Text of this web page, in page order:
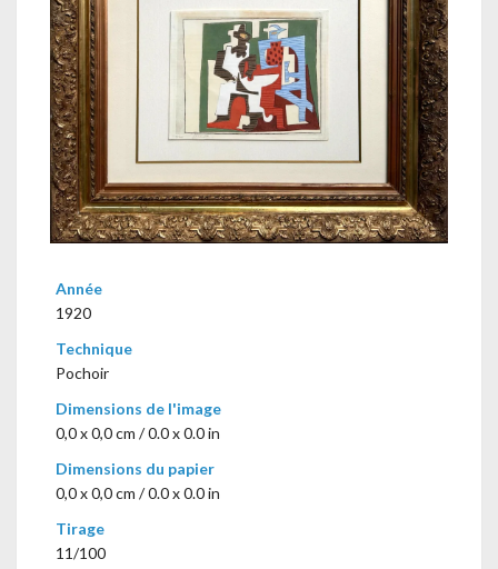
Année
1920
Technique
Pochoir
Dimensions de l'image
0,0 x 0,0 cm / 0.0 x 0.0 in
Dimensions du papier
0,0 x 0,0 cm / 0.0 x 0.0 in
Tirage
11/100